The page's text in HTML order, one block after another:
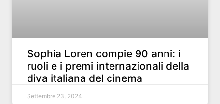
Sophia Loren compie 90 anni: i
ruoli e i premi internazionali della
diva italiana del cinema
Settembre 23, 2024